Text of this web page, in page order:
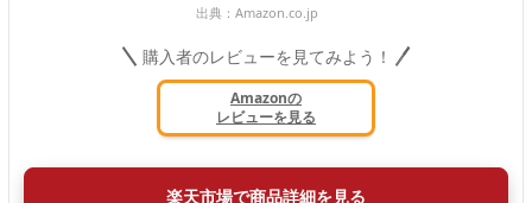
出典： Amazon.co.jp
購入者のレビューを見てみよう！
Amazonの
レビューを見る
楽天市場で商品詳細を見る